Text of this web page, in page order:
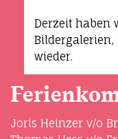
Derzeit haben
Bildergalerien,
wieder.
Joris Heinzer v/o